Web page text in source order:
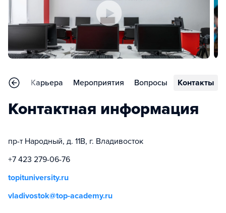
Карьера Мероприятия Вопросы Контакты
Контактная информация
пр-т Народный, д. 11В, г. Владивосток
+7 423 279-06-76
topituniversity.ru
vladivostok@top-academy.ru